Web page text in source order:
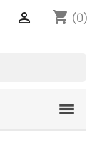
shopping_cart (0)
